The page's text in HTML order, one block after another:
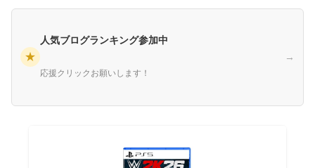
★
人気ブログランキング参加中
応援クリックお願いします！
→